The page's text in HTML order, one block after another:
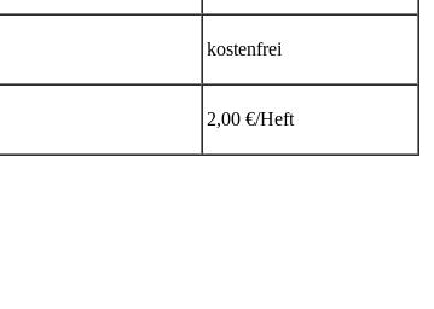
kostenfrei
2,00 €/Heft